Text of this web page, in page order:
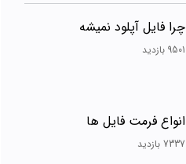
چرا فایل آپلود نمیشه
9501 بازدید
انواع فرمت فایل ها
7337 بازدید